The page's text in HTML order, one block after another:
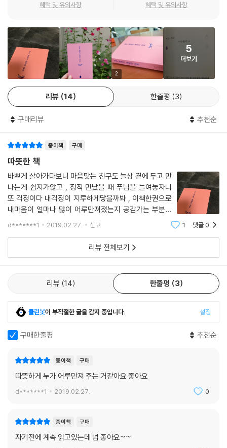
아프지 말고 / 시간 / 익숙한 외로움 / 어느 날의 기록 / 바람에도 / 반복 /
마음이 가는 길 / 다시 한 번 / 선물 / 당신은 당신으로 남아야 한다 / 가린
글 / 삶의 축소판 / 곁을 지키다 / 사소하면 할수록 / 적절한 무관심 / 성장
통 / 당신의 시선 / 잘하고 있어 / 우리의 주된 임무 / 기록하기 붙잡아두기
/ 아빠의 도전 / 퍼즐 / 다운타임 / 비오는 날 / 나를 위한 삶
에필로그_ 당신의 괜찮지 않은 날들이 녹아내렸기를
혜택 및 유의사항 혜택 및 유의사항
2
5
더보기
리뷰 14 한줄평 3
구매리뷰 추천순
종이책 구매
따뜻한 책
바쁘게 살아가다보니 마음맞는 친구도 늘상 곁에 두고 만
나는게 쉽지가않고 , 정작 만났을 때 푸념을 늘여놓자니
또 걱정이다 내걱정이 지루하게닿을까봐 , 이책한권으로
내마음이 얼마나 많이 어루만져졌는지 공감가는 부분도
너무많고 답답했던 속내가 아무도모르게 조금씩 녹아가
이나 울적한날에 누군가에게 하소연 늘어지게
d*******1 2019.02.27. 신고 1 댓글0
리뷰 전체보기
리뷰 14 한줄평 3
클린봇이 부적절한 글을 감지 중입니다. 설정
구매한줄평 추천순
종이책 구매
따뜻하게 누가 어루만져 주는 거같아요 좋아요
d*******1 2019.02.27. 0
종이책 구매
자기전에 계속 읽고있는데 넘 좋아요~~